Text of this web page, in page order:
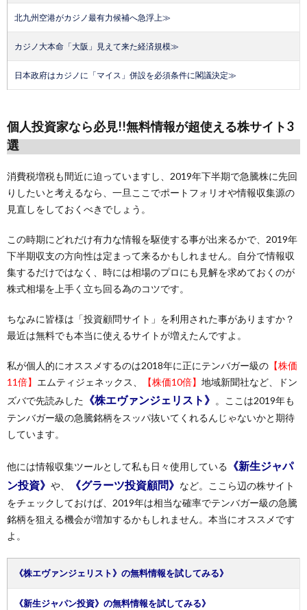
北九州空港がカジノ最有力候補へ急浮上≫
カジノ大本命「大阪」見えて来た経済規模≫
日本政府はカジノに「マイス」併設を必須条件に閣議決定≫
個人投資家なら必見!!無料情報が超使える株サイト3
選
消費税増税も間近に迫っていますし、2019年下半期で急騰株に先回
りしたいと考えるなら、一旦ここでポートフォリオや情報収集源の
見直しをしておくべきでしょう。
この時期にどれだけ有力な情報を駆使する事が出来るかで、2019年
下半期収支の方向性は定まって来るかもしれません。自分で情報収
集するだけではなく、時には相場のプロにも見解を求めておくのが
株式相場を上手く立ち回る為のコツです。
ちなみに皆様は「投資顧問サイト」を利用された事がありますか？
最近は無料でも本当に使えるサイトが増えたんですよ。
私が個人的にオススメするのは2018年に正にテンバガー級の 【株価
11倍】 エムティジェネックス、 【株価10倍】 地域新聞社など、ドン
ズバで先読みした 《株エヴァンジェリスト》 。ここは2019年も
テンバガー級の急騰銘柄をスッパ抜いてくれるんじゃないかと期待
しています。
他には情報収集ツールとして私も日々使用している 《新生ジャパ
ン投資》 や、 《グラーツ投資顧問》 など。ここら辺の株サイト
をチェックしておけば、2019年は相当な確率でテンバガー級の急騰
銘柄を狙える機会が増加するかもしれません。本当にオススメです
よ。
《株エヴァンジェリスト》の無料情報を試してみる》
《新生ジャパン投資》の無料情報を試してみる》